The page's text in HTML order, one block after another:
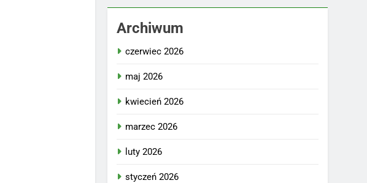
Archiwum
czerwiec 2026
maj 2026
kwiecień 2026
marzec 2026
luty 2026
styczeń 2026